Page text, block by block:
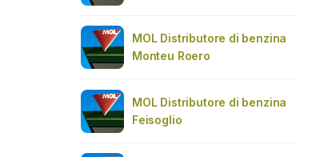
MOL Distributore di benzina
Monteu Roero
MOL Distributore di benzina
Feisoglio